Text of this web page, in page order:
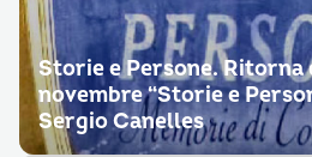
Storie e Persone. Ritorna
novembre “Storie e
Sergio Canelles